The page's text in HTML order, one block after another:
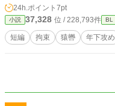
24h.ポイント 7pt
小説 37,328 位 / 228,793件 BL
短編 拘束 猿轡 年下攻め